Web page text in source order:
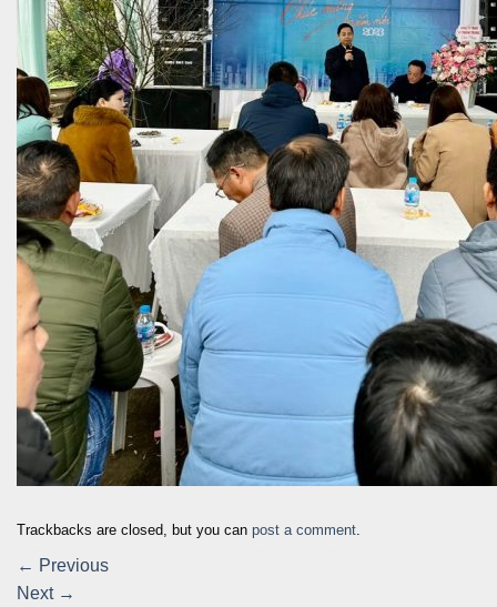
Trackbacks are closed, but you can post a comment.
← Previous
Next →